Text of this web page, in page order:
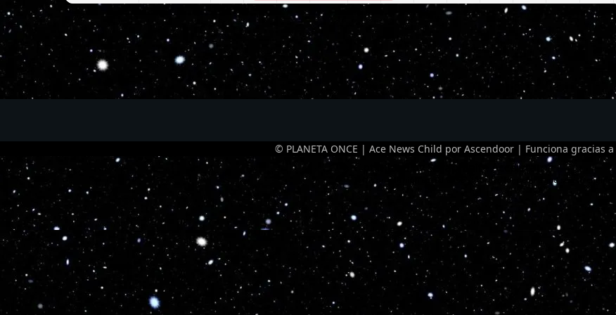
© PLANETA ONCE | Ace News Child por Ascendoor | Funciona gracias a
Optimized by Seraphinite Accelerator
Turns on site high speed to be attractive for people and search engines.